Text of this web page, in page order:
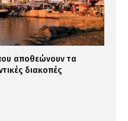
αποθεώνουν τα
διακοπές